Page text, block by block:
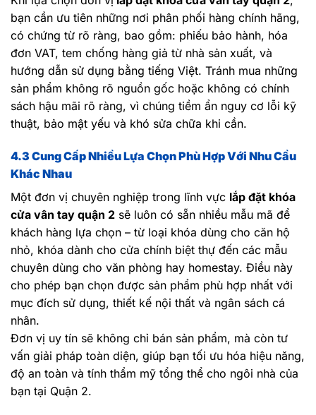
bạn cần ưu tiên những nơi phân phối hàng chính hãng,
có chứng từ rõ ràng, bao gồm: phiếu bảo hành, hóa
đơn VAT, tem chống hàng giả từ nhà sản xuất, và
hướng dẫn sử dụng bằng tiếng Việt. Tránh mua những
sản phẩm không rõ nguồn gốc hoặc không có chính
sách hậu mãi rõ ràng, vì chúng tiềm ẩn nguy cơ lỗi kỹ
thuật, bảo mật yếu và khó sửa chữa khi cần.
4.3 Cung Cấp Nhiều Lựa Chọn Phù Hợp Với Nhu Cầu
Khác Nhau
Một đơn vị chuyên nghiệp trong lĩnh vực lắp đặt khóa
cửa vân tay quận 2 sẽ luôn có sẵn nhiều mẫu mã để
khách hàng lựa chọn – từ loại khóa dùng cho căn hộ
nhỏ, khóa dành cho cửa chính biệt thự đến các mẫu
chuyên dùng cho văn phòng hay homestay. Điều này
cho phép bạn chọn được sản phẩm phù hợp nhất với
mục đích sử dụng, thiết kế nội thất và ngân sách cá
nhân.
Đơn vị uy tín sẽ không chỉ bán sản phẩm, mà còn tư
vấn giải pháp toàn diện, giúp bạn tối ưu hóa hiệu năng,
độ an toàn và tính thẩm mỹ tổng thể cho ngôi nhà của
bạn tại Quận 2.